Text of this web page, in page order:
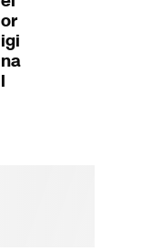
or
igi
na
l